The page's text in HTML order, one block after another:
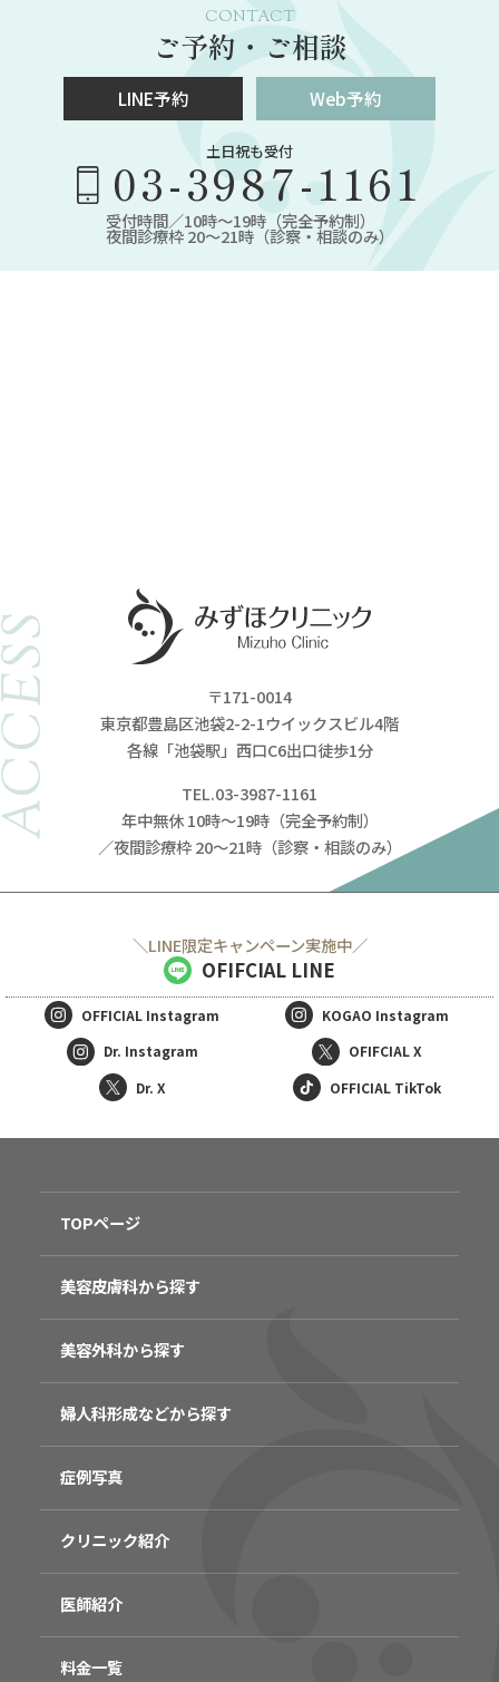
CONTACT
ご予約・ご相談
LINE予約 Web予約
土日祝も受付
03-3987-1161
受付時間／10時～19時（完全予約制）
夜間診療枠 20～21時（診察・相談のみ）
〒171-0014
東京都豊島区池袋2-2-1ウイックスビル4階
各線「池袋駅」西口C6出口徒歩1分
TEL.03-3987-1161
年中無休 10時～19時（完全予約制）
／夜間診療枠 20～21時（診察・相談のみ）
＼LINE限定キャンペーン実施中／
OFIFCIAL LINE
OFFICIAL Instagram KOGAO Instagram
Dr. Instagram
OFIFCIAL X
Dr. X
OFFICIAL TikTok
TOPページ
美容皮膚科から探す
美容外科から探す
婦人科形成などから探す
症例写真
クリニック紹介
医師紹介
料金一覧